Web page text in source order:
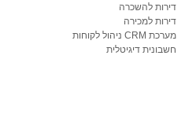
דירות להשכרה
דירות למכירה
מערכת CRM ניהול לקוחות
חשבונית דיגיטלית